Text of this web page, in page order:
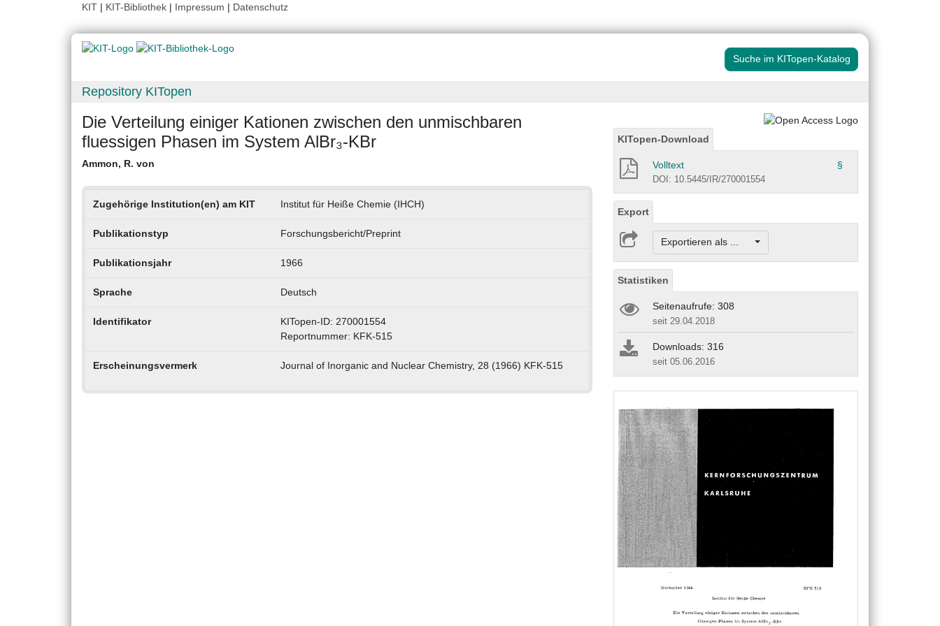
KIT | KIT-Bibliothek | Impressum | Datenschutz
Suche im KITopen-Katalog
Repository KITopen
Die Verteilung einiger Kationen zwischen den unmischbaren
fluessigen Phasen im System AlBr₃-KBr
Ammon, R. von
Zugehörige Institution(en) am KIT Institut für Heiße Chemie (IHCH)
Publikationstyp Forschungsbericht/Preprint
Publikationsjahr 1966
Sprache Deutsch
Identifikator
KITopen-ID: 270001554
Reportnummer: KFK-515
Erscheinungsvermerk Journal of Inorganic and Nuclear Chemistry, 28 (1966) KFK-515
KITopen-Download
Volltext §
DOI: 10.5445/IR/270001554
Export
Exportieren als ...
Statistiken
Seitenaufrufe: 308
seit 29.04.2018
Downloads: 316
seit 05.06.2016